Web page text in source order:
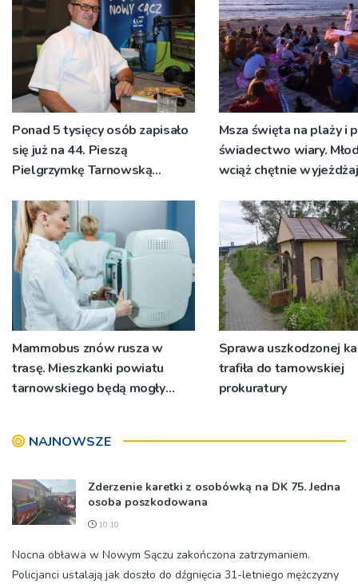
Ponad 5 tysięcy osób zapisało
się już na 44. Pieszą
Pielgrzymkę Tarnowską
Msza święta na plaży i
świadectwo wiary.
wciąż chętnie
Mammobus znów rusza w
trasę. Mieszkanki powiatu
tarnowskiego będą mogły
Sprawa uszkodzonej
trafiła do tarnowskiej
prokuratury
NAJNOWSZE
Zderzenie karetki z osobówką na DK 75. Jedna
osoba poszkodowana
10:10
Nocna obława w Nowym Sączu zakończona zatrzymaniem.
Policjanci ustalają jak doszło do dźgnięcia 31-letniego mężczyzny